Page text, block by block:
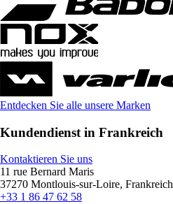
Entdecken Sie alle unsere Marken
Kundendienst in Frankreich
Kontaktieren Sie uns
11 rue Bernard Maris
37270 Montlouis-sur-Loire, Frankreich
+33 1 86 47 62 58